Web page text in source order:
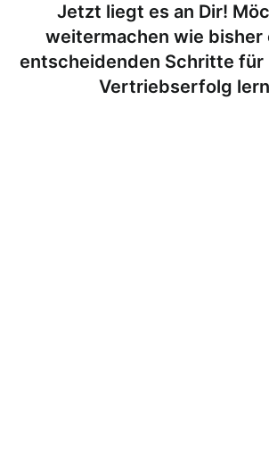
Jetzt liegt es an Dir!
weitermachen wie bisher
entscheidenden Schritte für
Vertriebserfolg